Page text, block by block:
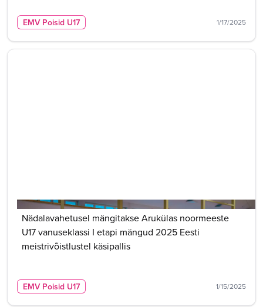
EMV Poisid U17 1/17/2025
Nädalavahetusel mängitakse Arukülas noormeeste
U17 vanuseklassi I etapi mängud 2025 Eesti
meistrivõistlustel käsipallis
EMV Poisid U17 1/15/2025